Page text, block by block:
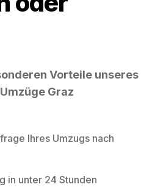
Vorteile unseres
Graz
Ihres Umzugs nach
in unter 24 Stunden